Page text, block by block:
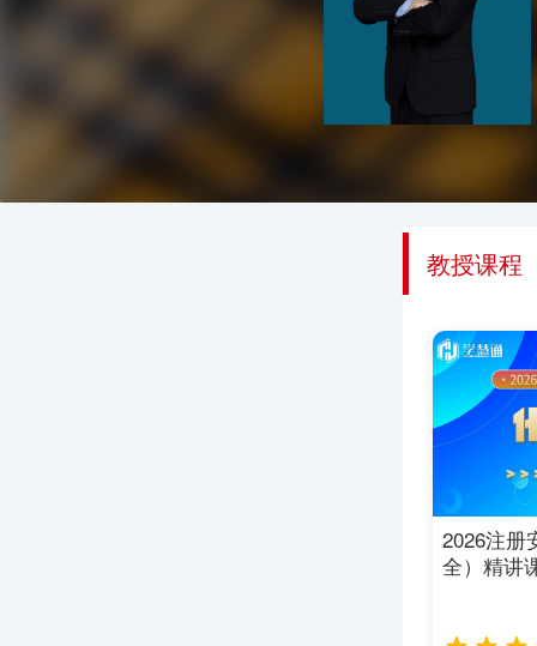
教授课程
2026注册
全）精讲